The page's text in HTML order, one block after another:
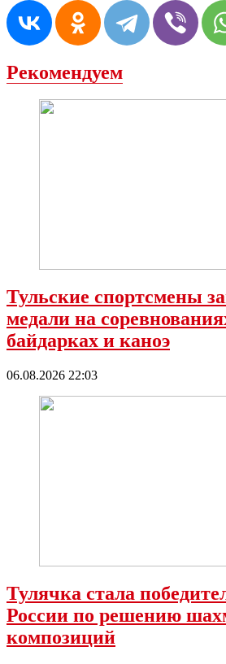
Рекомендуем
Тульские спортсмены
медали на
байдарках и каноэ
06.08.2026 22:03
Тулячка стала
России по решению
композиций